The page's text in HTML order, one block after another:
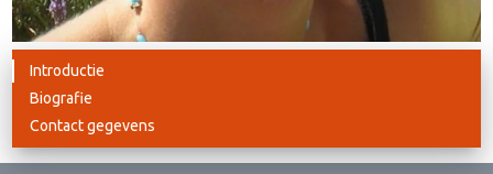
Introductie
Biografie
Contact gegevens